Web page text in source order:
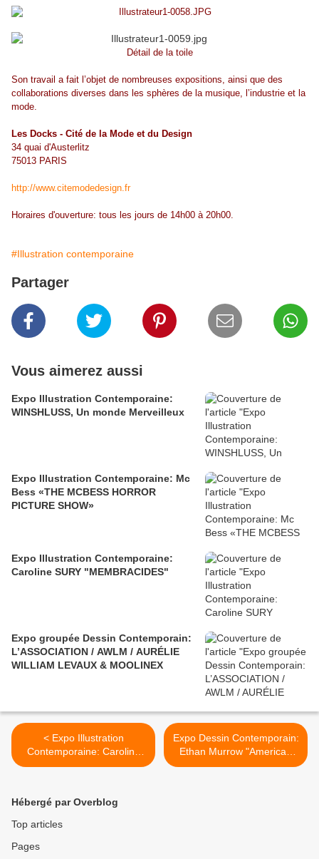
Détail de la toile
Son travail a fait l’objet de nombreuses expositions, ainsi que des
collaborations diverses dans les sphères de la musique, l’industrie et la
mode.
Les Docks - Cité de la Mode et du Design
34 quai d'Austerlitz
75013 PARIS
http://www.citemodedesign.fr
Horaires d'ouverture: tous les jours de 14h00 à 20h00.
#Illustration contemporaine
Partager
Vous aimerez aussi
Expo Illustration Contemporaine:
WINSHLUSS, Un monde Merveilleux
Expo Illustration Contemporaine: Mc
Bess «THE MCBESS HORROR
PICTURE SHOW»
Expo Illustration Contemporaine:
Caroline SURY "MEMBRACIDES"
Expo groupée Dessin Contemporain:
L’ASSOCIATION / AWLM / AURÉLIE
WILLIAM LEVAUX & MOOLINEX
< Expo Illustration
Contemporaine: Caroline
SURY "MEMBRACIDES"
Expo Dessin Contemporain:
Ethan Murrow "American
Ego" >
Hébergé par Overblog
Top articles
Pages